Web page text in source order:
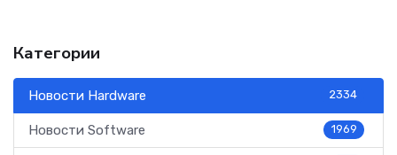
Категории
Новости Hardware 2334
Новости Software 1969